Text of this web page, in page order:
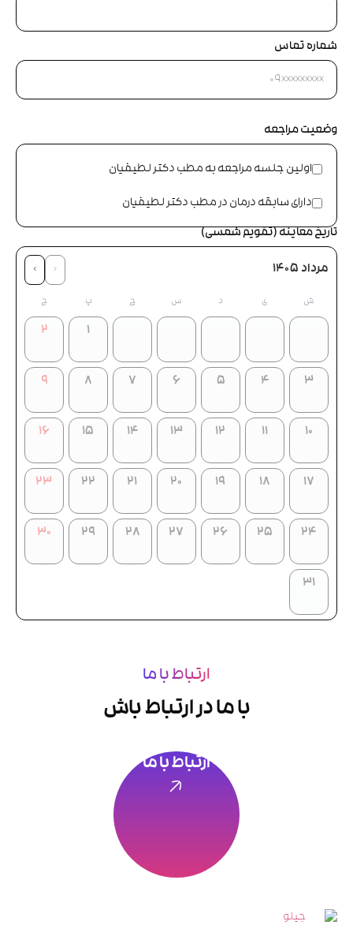
شماره تماس
وضعیت مراجعه
اولین جلسه مراجعه به مطب دکتر لطیفیان
دارای سابقه درمان در مطب دکتر لطیفیان
تاریخ معاینه (تقویم شمسی)
مرداد ۱۴۰۵ ‹
›
ش ی د س چ پ ج
۱ ۲
۳ ۴ ۵ ۶ ۷ ۸ ۹
۱۰ ۱۱ ۱۲ ۱۳ ۱۴ ۱۵ ۱۶
۱۷ ۱۸ ۱۹ ۲۰ ۲۱ ۲۲ ۲۳
۲۴ ۲۵ ۲۶ ۲۷ ۲۸ ۲۹ ۳۰
۳۱
ارتباط با ما
با ما در ارتباط باش
ارتباط با ما